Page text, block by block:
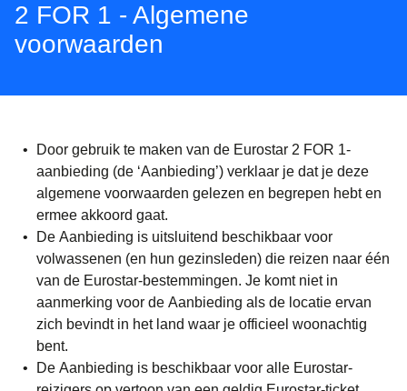
2 FOR 1 - Algemene
voorwaarden
Door gebruik te maken van de Eurostar 2 FOR 1-
aanbieding (de ‘Aanbieding’) verklaar je dat je deze
algemene voorwaarden gelezen en begrepen hebt en
ermee akkoord gaat.
De Aanbieding is uitsluitend beschikbaar voor
volwassenen (en hun gezinsleden) die reizen naar één
van de Eurostar-bestemmingen. Je komt niet in
aanmerking voor de Aanbieding als de locatie ervan
zich bevindt in het land waar je officieel woonachtig
bent.
De Aanbieding is beschikbaar voor alle Eurostar-